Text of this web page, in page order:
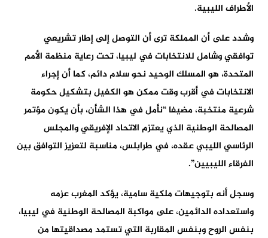
الأطراف الليبية.
وشدد على أن المملكة ترى أن التوصل إلى إطار تشريعي
توافقي وشامل للانتخابات في ليبيا، تحت رعاية منظمة الأمم
المتحدة، هو المسلك الوحيد نحو سلام دائم، كما أن إجراء
الانتخابات في أقرب وقت ممكن هو الكفيل بتشكيل حكومة
شرعية منتخبة، مضيفا “نأمل في هذا الشأن، بأن يكون مؤتمر
المصالحة الوطنية الذي يعتزم الاتحاد الإفريقي والمجلس
الرئاسي الليبي عقده، في طرابلس، مناسبة لتعزيز التوافق بين
الفرقاء الليبيين”.
وسجل أنه بتوجيهات ملكية سامية، يؤكد المغرب عزمه
واستعداده الدائمين، على مواكبة المصالحة الوطنية في ليبيا،
بنفس الروح وبنفس المقاربة التي تستمد مصداقيتها من